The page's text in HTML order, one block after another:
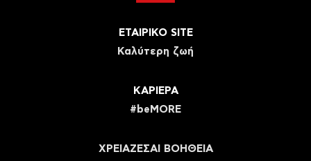
ΕΤΑΙΡΙΚΟ SITE
Καλύτερη ζωή
ΚΑΡΙΕΡΑ
#beMORE
ΧΡΕΙΑΖΕΣΑΙ ΒΟΗΘΕΙΑ